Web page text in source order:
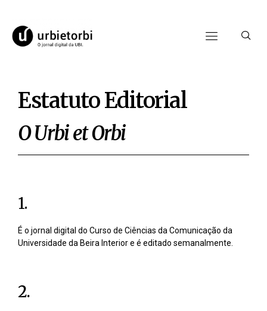
Estatuto Editorial
O Urbi et Orbi
1.
É o jornal digital do Curso de Ciências da Comunicação da
Universidade da Beira Interior e é editado semanalmente.
2.